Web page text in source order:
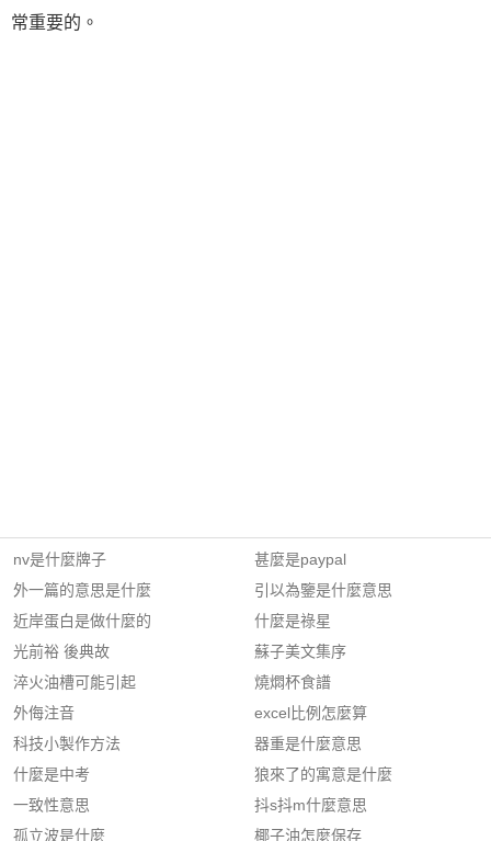
常重要的。
nv是什麼牌子
外一篇的意思是什麼
近岸蛋白是做什麼的
光前裕 後典故
淬火油槽可能引起
外侮注音
科技小製作方法
什麼是中考
一致性意思
孤立波是什麼
甚麼是paypal
引以為鑒是什麼意思
什麼是祿星
蘇子美文集序
燒燜杯食譜
excel比例怎麼算
器重是什麼意思
狼來了的寓意是什麼
抖s抖m什麼意思
椰子油怎麼保存